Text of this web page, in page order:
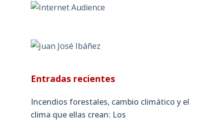
Entradas recientes
Incendios forestales, cambio climático y el
clima que ellas crean: Los